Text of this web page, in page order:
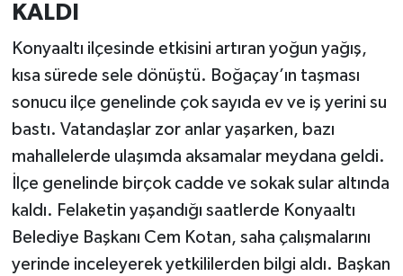
KALDI
Konyaaltı ilçesinde etkisini artıran yoğun yağış,
kısa sürede sele dönüştü. Boğaçay’ın taşması
sonucu ilçe genelinde çok sayıda ev ve iş yerini su
bastı. Vatandaşlar zor anlar yaşarken, bazı
mahallelerde ulaşımda aksamalar meydana geldi.
İlçe genelinde birçok cadde ve sokak sular altında
kaldı. Felaketin yaşandığı saatlerde Konyaaltı
Belediye Başkanı Cem Kotan, saha çalışmalarını
yerinde inceleyerek yetkililerden bilgi aldı. Başkan